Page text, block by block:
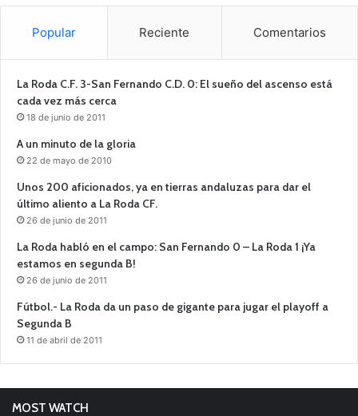
Popular Reciente Comentarios
La Roda C.F. 3-San Fernando C.D. 0: El sueño del ascenso está
cada vez más cerca
18 de junio de 2011
A un minuto de la gloria
22 de mayo de 2010
Unos 200 aficionados, ya en tierras andaluzas para dar el
último aliento a La Roda CF.
26 de junio de 2011
La Roda habló en el campo: San Fernando 0 – La Roda 1 ¡Ya
estamos en segunda B!
26 de junio de 2011
Fútbol.- La Roda da un paso de gigante para jugar el playoff a
Segunda B
11 de abril de 2011
MOST WATCH